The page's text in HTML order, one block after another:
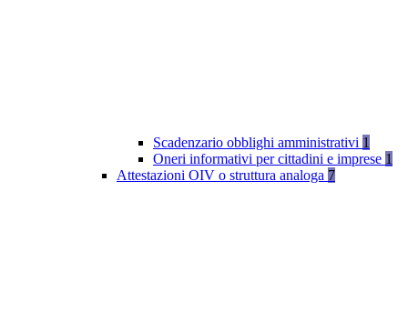
Scadenzario obblighi amministrativi 1
Oneri informativi per cittadini e imprese 1
Attestazioni OIV o struttura analoga 7